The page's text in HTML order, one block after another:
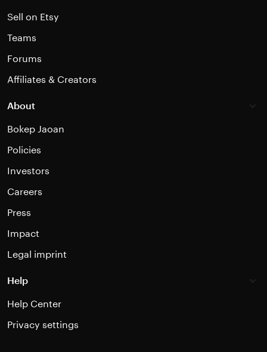
Sell on Etsy
Teams
Forums
Affiliates & Creators
About
Bokep Jaoan
Policies
Investors
Careers
Press
Impact
Legal imprint
Help
Help Center
Privacy settings